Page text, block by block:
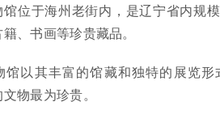
馆位于海州老街内，是辽宁省内规
、书画等珍贵藏品。
馆以其丰富的馆藏和独特的展览
物最为珍贵。